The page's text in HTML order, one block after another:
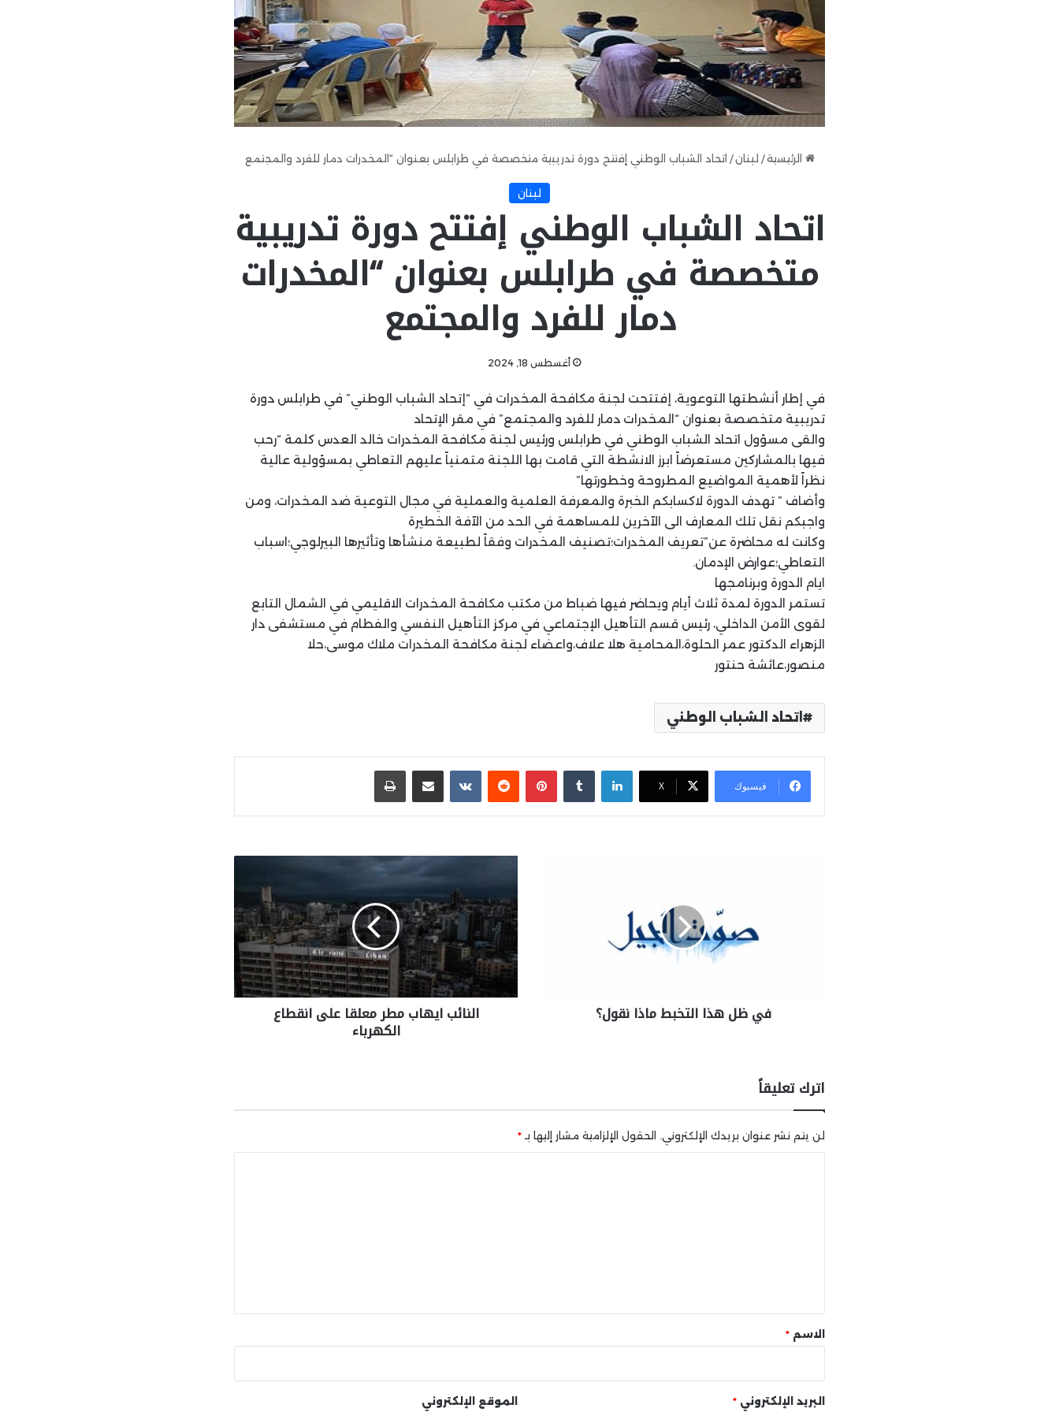
الرئيسية / لبنان / اتحاد الشباب الوطني إفتتح دورة تدريبية متخصصة في طرابلس بعنوان “المخدرات دمار للفرد والمجتمع
لبنان
اتحاد الشباب الوطني إفتتح دورة تدريبية
متخصصة في طرابلس بعنوان “المخدرات
دمار للفرد والمجتمع
أغسطس 18, 2024
في إطار أنشطتها التوعوية، إفتتحت لجنة مكافحة المخدرات في “إتحاد الشباب الوطني” في طرابلس دورة
تدريبية متخصصة بعنوان “المخدرات دمار للفرد والمجتمع” في مقر الإتحاد
والقى مسؤول اتحاد الشباب الوطني في طرابلس ورئيس لجنة مكافحة المخدرات خالد العدس كلمة “رحب
فيها بالمشاركين مستعرضاً ابرز الانشطة التي قامت بها اللجنة متمنياً عليهم التعاطي بمسؤولية عالية
نظراً لأهمية المواضيع المطروحة وخطورتها”
وأضاف ” تهدف الدورة لاكسابكم الخبرة والمعرفة العلمية والعملية في مجال التوعية ضد المخدرات، ومن
واجبكم نقل تلك المعارف الى الآخرين للمساهمة في الحد من الآفة الخطيرة
وكانت له محاضرة عن”تعريف المخدرات؛تصنيف المخدرات وفقاً لطبيعة منشأها وتأثيرها البيرلوجي؛اسباب
التعاطي؛عوارض الإدمان.
ايام الدورة وبرنامجها
تستمر الدورة لمدة ثلاث أيام ويحاضر فيها ضباط من مكتب مكافحة المخدرات الاقليمي في الشمال التابع
لقوى الأمن الداخلي، رئيس قسم التأهيل الإجتماعي في مركز التأهيل النفسي والفطام في مستشفى دار
الزهراء الدكتور عمر الحلوة،المحامية هلا علاف،واعضاء لجنة مكافحة المخدرات ملاك موسى،حلا
منصور،عائشة حنتور
اتحاد الشباب الوطني
فيسبوك X
لينكدإن بينتيريست مشاركة عبر البريد طباعة
في ظل هذا التخبط ماذا نقول؟ النائب ايهاب مطر معلقا على انقطاع
الكهرباء
اترك تعليقاً
لن يتم نشر عنوان بريدك الإلكتروني. الحقول الإلزامية مشار إليها بـ *
* الاسم *
البريد الإلكتروني * الموقع الإلكتروني